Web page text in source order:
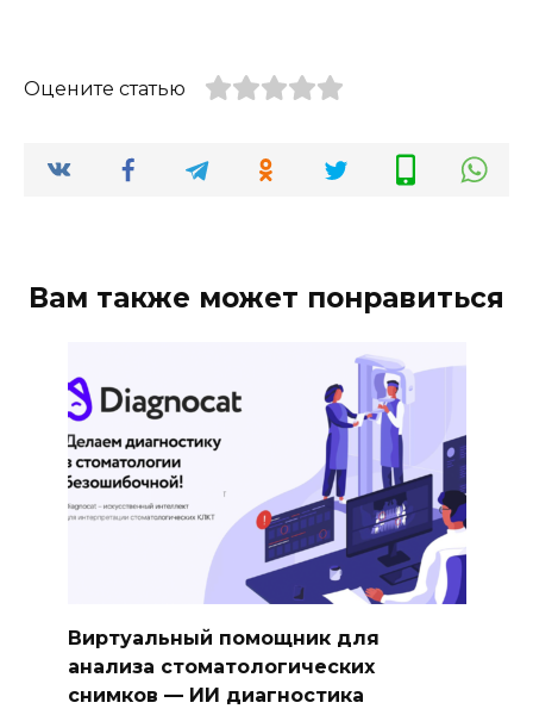
Оцените статью
Вам также может понравиться
Виртуальный помощник для
анализа стоматологических
снимков — ИИ диагностика